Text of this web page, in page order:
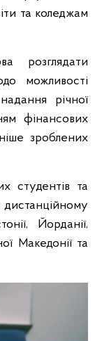
та коледжам
розглядати
можливості
річної
фінансових
зроблених
студентів та
Йорданії,
Македонії та